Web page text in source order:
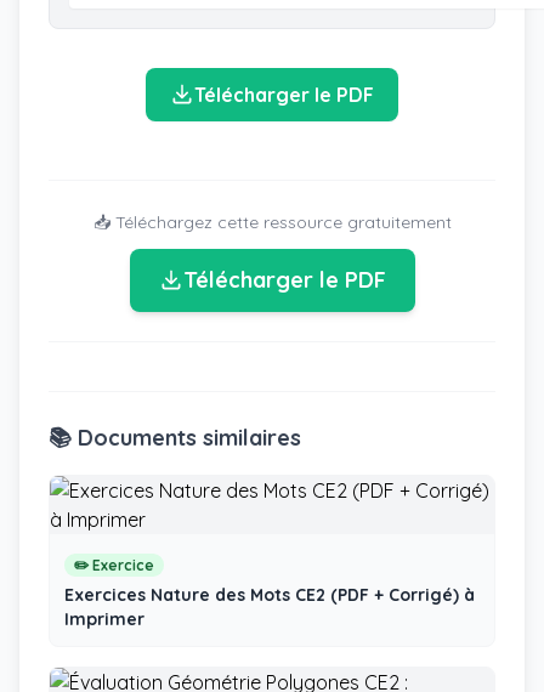
Télécharger le PDF
📥 Téléchargez cette ressource gratuitement
Télécharger le PDF
📚 Documents similaires
✏️ Exercice
Exercices Nature des Mots CE2 (PDF + Corrigé) à
Imprimer